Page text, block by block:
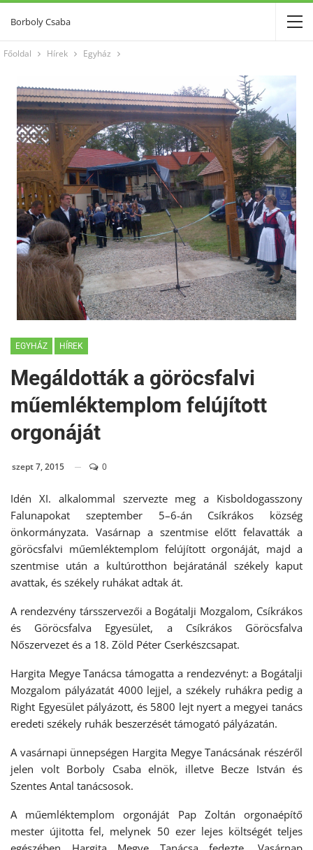
Borboly Csaba
Főoldal Hírek Egyház
EGYHÁZ HÍREK
Megáldották a göröcsfalvi
műemléktemplom felújított
orgonáját
szept 7, 2015 0
Idén XI. alkalommal szervezte meg a Kisboldogasszony
Falunapokat szeptember 5–6-án Csíkrákos község
önkormányzata. Vasárnap a szentmise előtt felavatták a
göröcsfalvi műemléktemplom felújított orgonáját, majd a
szentmise után a kultúrotthon bejáratánál székely kaput
avattak, és székely ruhákat adtak át.
A rendezvény társszervezői a Bogátalji Mozgalom, Csíkrákos
és Göröcsfalva Egyesület, a Csíkrákos Göröcsfalva
Nőszervezet és a 18. Zöld Péter Cserkészcsapat.
Hargita Megye Tanácsa támogatta a rendezvényt: a Bogátalji
Mozgalom pályázatát 4000 lejjel, a székely ruhákra pedig a
Right Egyesület pályázott, és 5800 lejt nyert a megyei tanács
eredeti székely ruhák beszerzését támogató pályázatán.
A vasárnapi ünnepségen Hargita Megye Tanácsának részéről
jelen volt Borboly Csaba elnök, illetve Becze István és
Szentes Antal tanácsosok.
A műemléktemplom orgonáját Pap Zoltán orgonaépítő
mester újitotta fel, melynek 50 ezer lejes költségét teljes